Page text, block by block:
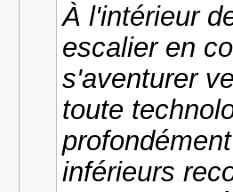
À l'intérieur
escalier en
s'aventurer
toute
inférieurs